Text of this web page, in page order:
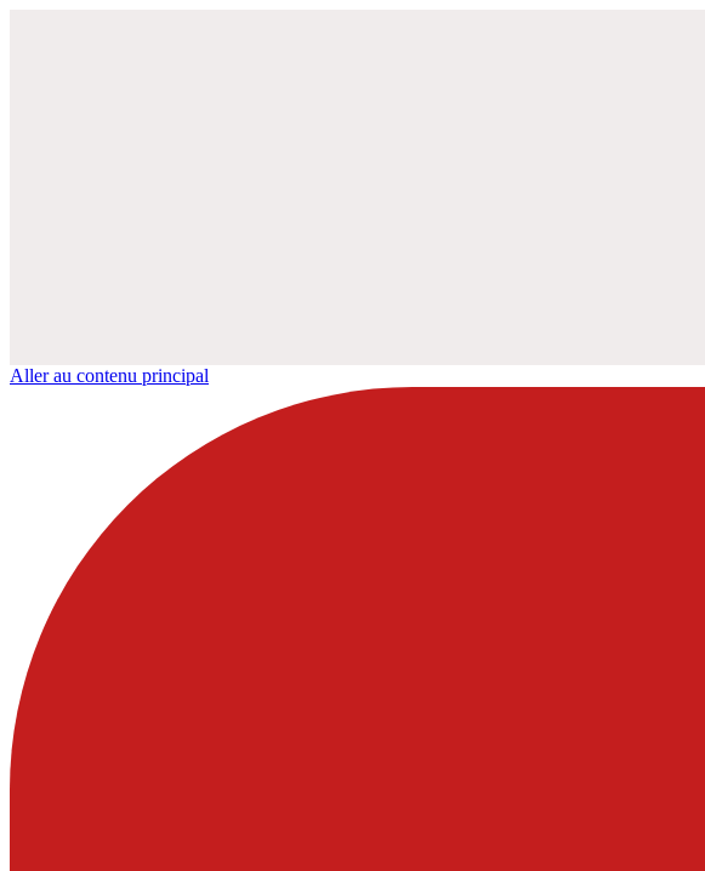
Aller au contenu principal